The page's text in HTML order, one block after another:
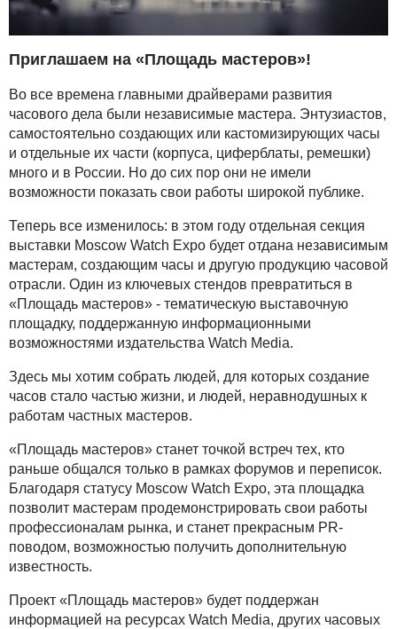
Приглашаем на «Площадь мастеров»!
Во все времена главными драйверами развития
часового дела были независимые мастера. Энтузиастов,
самостоятельно создающих или кастомизирующих часы
и отдельные их части (корпуса, циферблаты, ремешки)
много и в России. Но до сих пор они не имели
возможности показать свои работы широкой публике.
Теперь все изменилось: в этом году отдельная секция
выставки Moscow Watch Expo будет отдана независимым
мастерам, создающим часы и другую продукцию часовой
отрасли. Один из ключевых стендов превратиться в
«Площадь мастеров» - тематическую выставочную
площадку, поддержанную информационными
возможностями издательства Watch Media.
Здесь мы хотим собрать людей, для которых создание
часов стало частью жизни, и людей, неравнодушных к
работам частных мастеров.
«Площадь мастеров» станет точкой встреч тех, кто
раньше общался только в рамках форумов и переписок.
Благодаря статусу Moscow Watch Expo, эта площадка
позволит мастерам продемонстрировать свои работы
профессионалам рынка, и станет прекрасным PR-
поводом, возможностью получить дополнительную
известность.
Проект «Площадь мастеров» будет поддержан
информацией на ресурсах Watch Media, других часовых